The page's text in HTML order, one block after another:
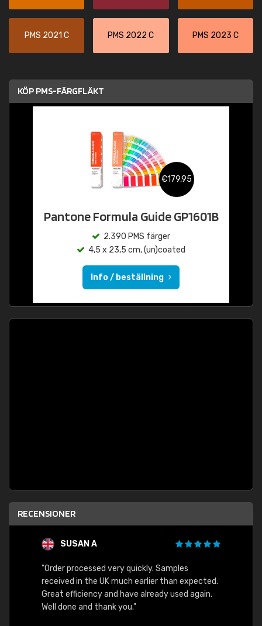
PMS 2021 C PMS 2022 C PMS 2023 C
KÖP PMS-FÄRGFLÄKT
€179,95
Pantone Formula Guide GP1601B
2.390 PMS färger
4,5 x 23,5 cm, (un)coated
Info / beställning
RECENSIONER
SUSAN A
"Order processed very quickly. Samples
received in the UK much earlier than expected.
Great efficiency and have already used again.
Well done and thank you."